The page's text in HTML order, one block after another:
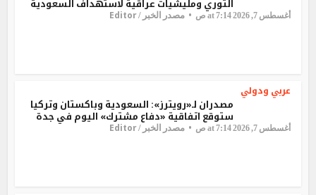
الثوري ومليشيات عراقية لاستهداف السعودية
أغسطس 7, 2026 at 7:14 ص مصدر الخبر /Editor
عربي ودولي
مصدران لـ«رويترز»: السعودية وباكستان وتركيا
ستوقع اتفاقية «دفاع مشترك» اليوم في جدة
أغسطس 7, 2026 at 7:14 ص مصدر الخبر /Editor